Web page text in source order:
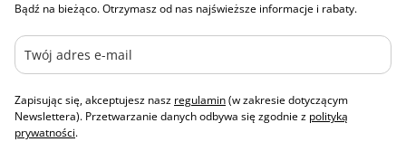
Bądź na bieżąco. Otrzymasz od nas najświeższe informacje i rabaty.
Zapisując się, akceptujesz nasz regulamin(w zakresie dotyczącym
Newslettera). Przetwarzanie danych odbywa się zgodnie z polityką
prywatności.